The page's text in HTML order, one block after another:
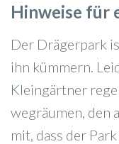
Hinweise für
Der Drägerpark
ihn kümmern.
Kleingärtner
wegräumen, den
mit, dass der